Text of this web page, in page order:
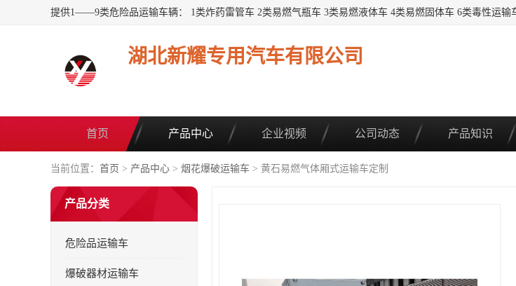
湖北新耀专用汽车有限公司
首页 产品中心 企业视频 公司动态 产品知识
当前位置： 首页 > 产品中心 > 烟花爆破运输车 > 黄石易燃气体厢式运输车定制
产品分类
危险品运输车
爆破器材运输车